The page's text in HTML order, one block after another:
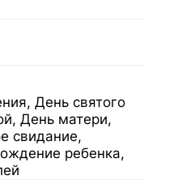
День святого
День матери,
свидание,
ребенка,